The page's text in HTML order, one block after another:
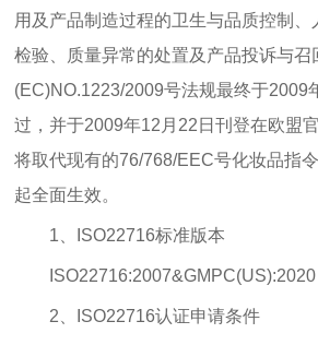
用及产品制造过程的卫生与品质控制
检验、质量异常的处置及产品投诉与召
(EC)NO.1223/2009号法规最终于2009
过，并于2009年12月22日刊登在欧盟
将取代现有的76/768/EEC号化妆品指
起全面生效。
1、ISO22716标准版本
ISO22716:2007&GMPC(US):2020
2、ISO22716认证申请条件